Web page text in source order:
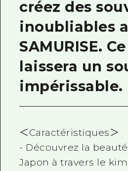
créez des
inoubliables
SAMURISE.
laissera un
impérissable.
＜Caractéristiques＞
- Découvrez la
Japon à travers le